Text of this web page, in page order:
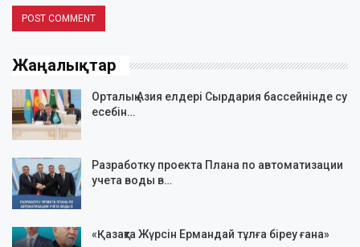
Жаңалықтар
Орталық Азия елдері Сырдария бассейнінде су
есебін…
Разработку проекта Плана по автоматизации
учета воды в…
«Қазақта Жүрсін Ермандай тұлға біреу ғана»